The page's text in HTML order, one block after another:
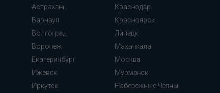
Астрахань
Барнаул
Волгоград
Воронеж
Екатеринбург
Ижевск
Иркутск
Краснодар
Красноярск
Липецк
Махачкала
Москва
Мурманск
Набережные Челны